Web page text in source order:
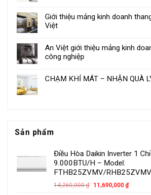
Giới thiệu mảng kinh doanh
Việt
An Việt giới thiệu mảng kinh
công nghiệp
CHẠM KHÍ MÁT – NHẬN QUÀ
Sản phẩm
Điều Hòa Daikin Inverter 1
9.000BTU/H – Model:
FTHB25ZVMV/RHB25ZVMV
14,260,000₫ 11,690,000 ₫